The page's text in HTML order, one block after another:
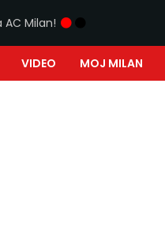
Milan!
VIDEO MOJ MILAN